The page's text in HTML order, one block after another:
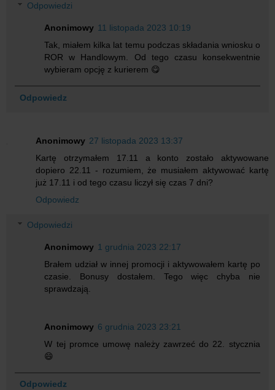
Odpowiedzi
Anonimowy 11 listopada 2023 10:19
Tak, miałem kilka lat temu podczas składania wniosku o
ROR w Handlowym. Od tego czasu konsekwentnie
wybieram opcję z kurierem 😋
Odpowiedz
Anonimowy 27 listopada 2023 13:37
Kartę otrzymałem 17.11 a konto zostało aktywowane
dopiero 22.11 - rozumiem, że musiałem aktywować kartę
już 17.11 i od tego czasu liczył się czas 7 dni?
Odpowiedz
Odpowiedzi
Anonimowy 1 grudnia 2023 22:17
Brałem udział w innej promocji i aktywowałem kartę po
czasie. Bonusy dostałem. Tego więc chyba nie
sprawdzają.
Anonimowy 6 grudnia 2023 23:21
W tej promce umowę należy zawrzeć do 22. stycznia
😄
Odpowiedz